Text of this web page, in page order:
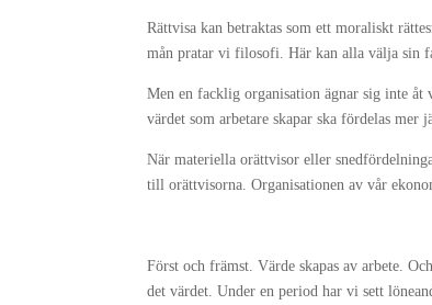
Rättvisa kan betraktas som ett moraliskt
mån pratar vi filosofi. Här kan alla välja sin
Men en facklig organisation ägnar sig inte
värdet som arbetare skapar ska fördelas
När materiella orättvisor eller
till orättvisorna. Organisationen av vår
Först och främst. Värde skapas av arbete.
det värdet. Under en period har vi sett